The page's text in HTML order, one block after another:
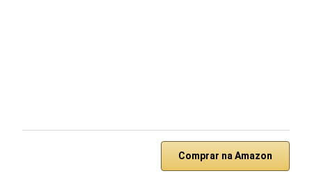
Comprar na Amazon